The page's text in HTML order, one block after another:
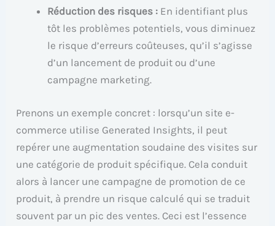
Réduction des risques : En identifiant plus
tôt les problèmes potentiels, vous diminuez
le risque d’erreurs coûteuses, qu’il s’agisse
d’un lancement de produit ou d’une
campagne marketing.
Prenons un exemple concret : lorsqu’un site e-
commerce utilise Generated Insights, il peut
repérer une augmentation soudaine des visites sur
une catégorie de produit spécifique. Cela conduit
alors à lancer une campagne de promotion de ce
produit, à prendre un risque calculé qui se traduit
souvent par un pic des ventes. Ceci est l’essence